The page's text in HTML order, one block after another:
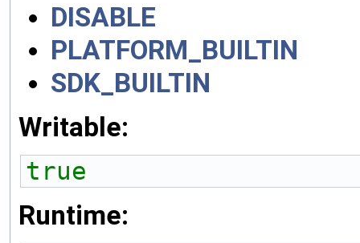
DISABLE
PLATFORM_BUILTIN
SDK_BUILTIN
Writable:
true
Runtime: